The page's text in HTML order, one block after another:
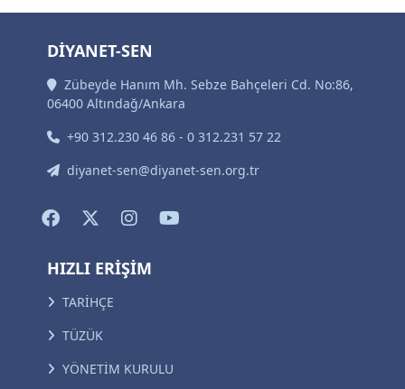
DİYANET-SEN
Zübeyde Hanım Mh. Sebze Bahçeleri Cd. No:86,
06400 Altındağ/Ankara
+90 312.230 46 86 - 0 312.231 57 22
diyanet-sen@diyanet-sen.org.tr
HIZLI ERİŞİM
TARİHÇE
TÜZÜK
YÖNETİM KURULU